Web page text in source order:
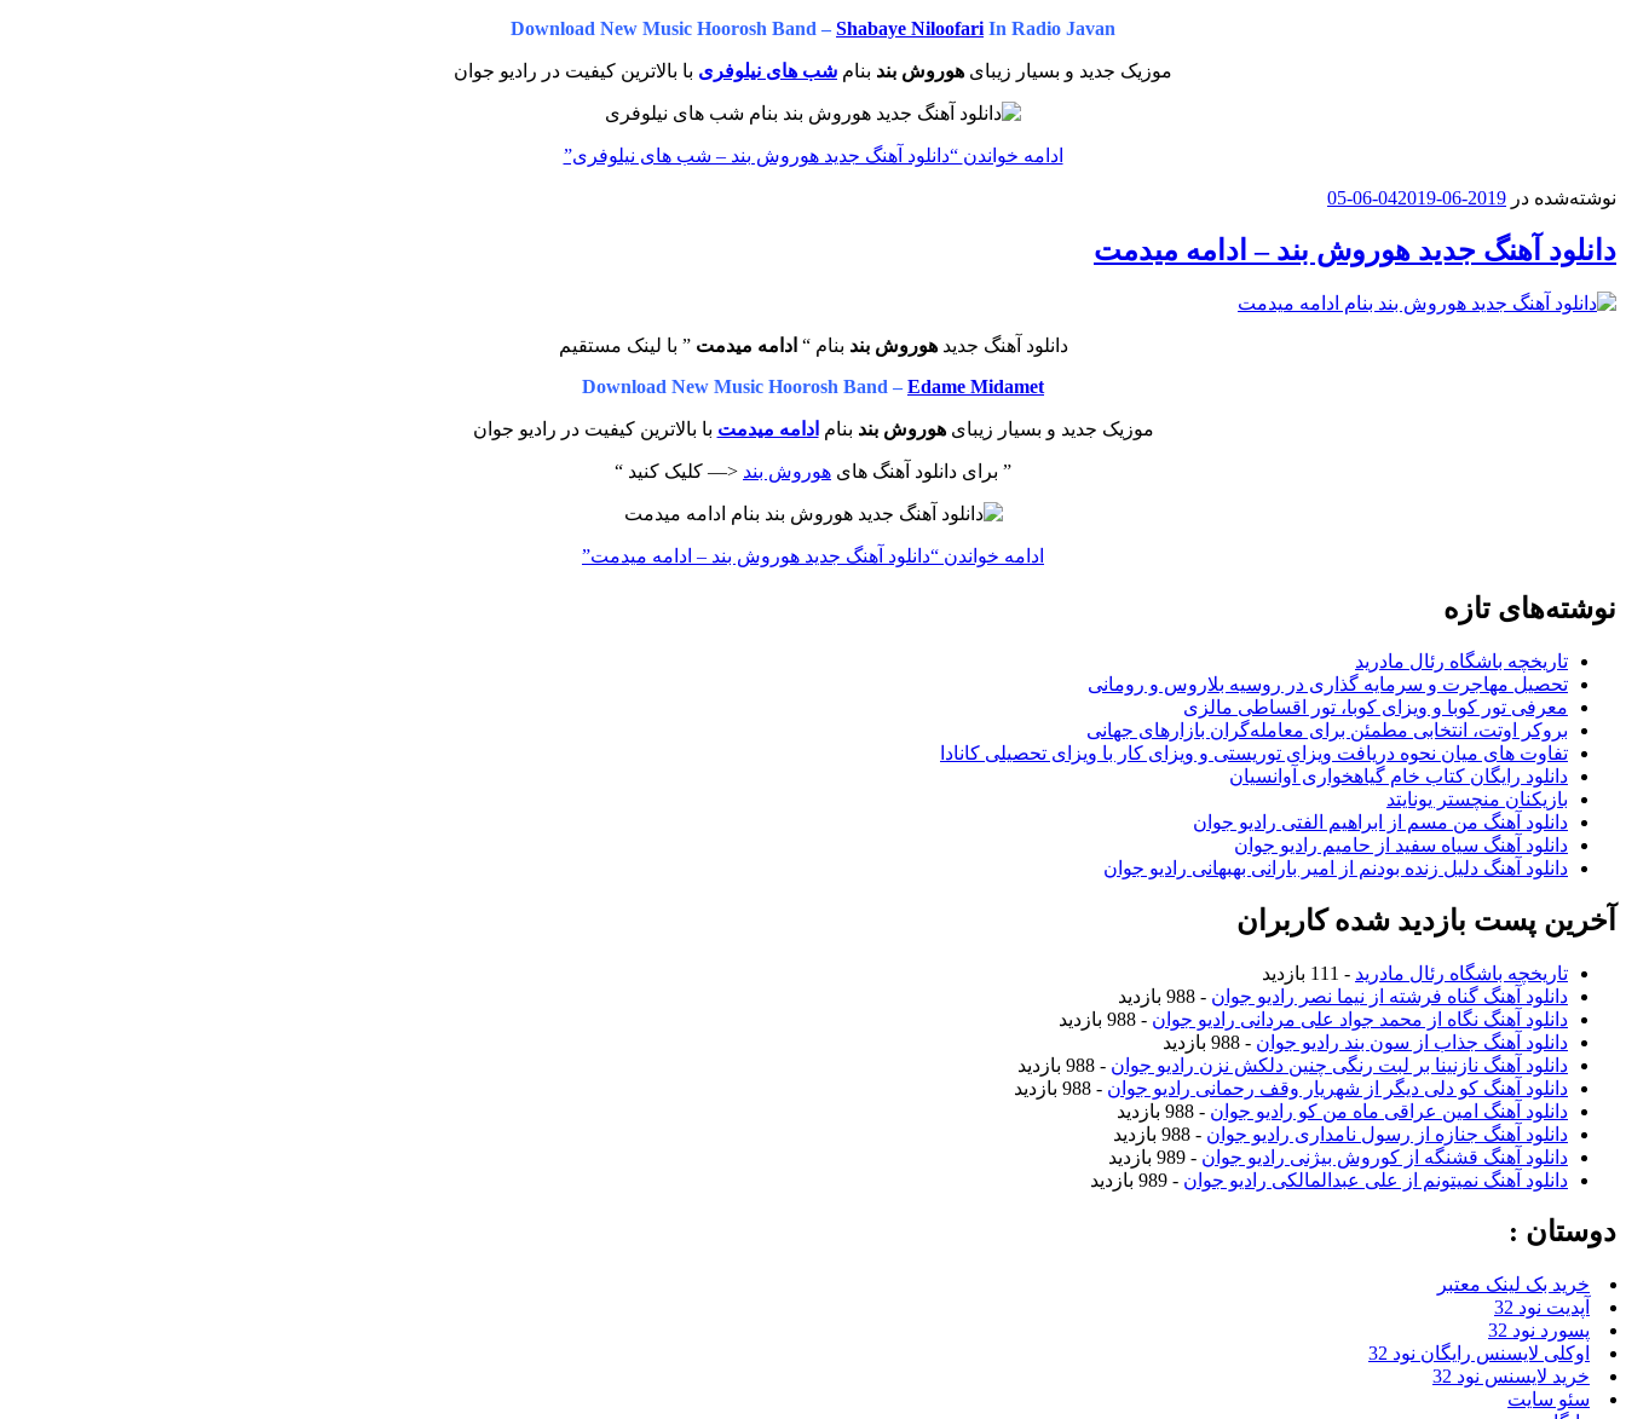
Download New Music Hoorosh Band – Shabaye Niloofari In Radio Javan
موزیک جدید و بسیار زیبای هوروش بند بنام شب های نیلوفری با بالاترین کیفیت در رادیو جوان
ادامه خواندن “دانلود آهنگ جدید هوروش بند – شب های نیلوفری”
نوشته‌شده در 2019-06-04
2019-06-05
دانلود آهنگ جدید هوروش بند – ادامه میدمت
دانلود آهنگ جدید هوروش بند بنام “ ادامه میدمت” با لینک مستقیم
Download New Music Hoorosh Band – Edame Midamet
موزیک جدید و بسیار زیبایهوروش بند بنام ادامه میدمت با بالاترین کیفیت در رادیو جوان
” برای دانلود آهنگ های هوروش بند <— کلیک کنید “
ادامه خواندن “دانلود آهنگ جدید هوروش بند – ادامه میدمت”
نوشته‌های تازه
تاریخچه باشگاه رئال مادرید
تحصیل مهاجرت و سرمایه گذاری در روسیه بلاروس و رومانی
معرفی تور کوبا و ویزای کوبا، تور اقساطی مالزی
بروکر اوتت، انتخابی مطمئن برای معامله‌گران بازارهای جهانی
تفاوت های میان نحوه دریافت ویزای توریستی و ویزای کار با ویزای تحصیلی کانادا
دانلود رایگان کتاب خام گیاهخواری آوانسیان
بازیکنان منچستر یونایتد
دانلود آهنگ من مسم از ابراهیم الفتی رادیو جوان
دانلود آهنگ سیاه سفید از حامیم رادیو جوان
دانلود آهنگ دلیل زنده بودنم از امیر بارانی بهبهانی رادیو جوان
آخرین پست بازدید شده کاربران
تاریخچه باشگاه رئال مادرید - 111 بازدید
دانلود آهنگ گناه فرشته از نیما نصر رادیو جوان - 988 بازدید
دانلود آهنگ نگاه از محمد جواد علی مردانی رادیو جوان - 988 بازدید
دانلود آهنگ جذاب از سون بند رادیو جوان - 988 بازدید
دانلود آهنگ نازنینا بر لبت رنگی چنین دلکش نزن رادیو جوان - 988 بازدید
دانلود آهنگ کو دلی دیگر از شهریار وقف رحمانی رادیو جوان - 988 بازدید
دانلود آهنگ امین عراقی ماه من کو رادیو جوان - 988 بازدید
دانلود آهنگ جنازه از رسول نامداری رادیو جوان - 988 بازدید
دانلود آهنگ قشنگه از کوروش بیژنی رادیو جوان - 989 بازدید
دانلود آهنگ نمیتونم از علی عبدالمالکی رادیو جوان - 989 بازدید
دوستان :
خرید بک لینک معتبر
آپدیت نود 32
پسورد نود 32
اوکلی لایسنس رایگان نود 32
خرید لایسنس نود 32
سئو سایت